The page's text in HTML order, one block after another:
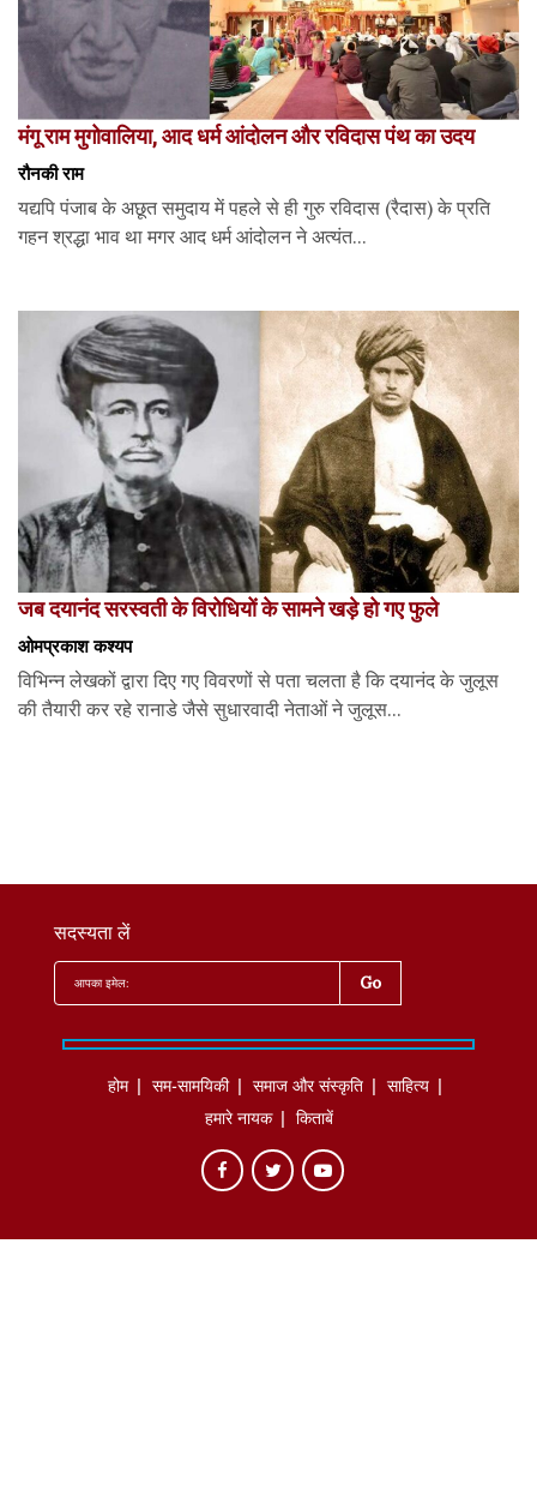
मंगू राम मुगोवालिया, आद धर्म आंदोलन और रविदास पंथ का उदय
रौनकी राम
यद्यपि पंजाब के अछूत समुदाय में पहले से ही गुरु रविदास (रैदास) के प्रति
गहन श्रद्धा भाव था मगर आद धर्म आंदोलन ने अत्यंत...
जब दयानंद सरस्वती के विरोधियों के सामने खड़े हो गए फुले
ओमप्रकाश कश्यप
विभिन्न लेखकों द्वारा दिए गए विवरणों से पता चलता है कि दयानंद के जुलूस
की तैयारी कर रहे रानाडे जैसे सुधारवादी नेताओं ने जुलूस...
सदस्यता लें
होम सम-सामयिकी समाज और संस्कृति
साहित्‍य
हमारे नायक
किताबें